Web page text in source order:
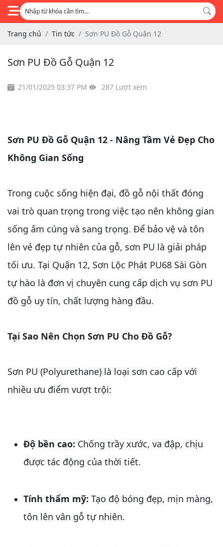
Trang chủ Tin tức Sơn PU Đồ Gỗ Quận 12
Sơn PU Đồ Gỗ Quận 12
21/01/2025 03:37 PM 287 Lượt xem
Sơn PU Đồ Gỗ Quận 12 - Nâng Tầm Vẻ Đẹp Cho
Không Gian Sống
Trong cuộc sống hiện đại, đồ gỗ nội thất đóng
vai trò quan trọng trong việc tạo nên không gian
sống ấm cúng và sang trọng. Để bảo vệ và tôn
lên vẻ đẹp tự nhiên của gỗ, sơn PU là giải pháp
tối ưu. Tại Quận 12, Sơn Lộc Phát PU68 Sài Gòn
tự hào là đơn vị chuyên cung cấp dịch vụ sơn PU
đồ gỗ uy tín, chất lượng hàng đầu.
Tại Sao Nên Chọn Sơn PU Cho Đồ Gỗ?
Sơn PU (Polyurethane) là loại sơn cao cấp với
nhiều ưu điểm vượt trội:
Độ bền cao: Chống trầy xước, va đập, chịu
được tác động của thời tiết.
Tính thẩm mỹ: Tạo độ bóng đẹp, mịn màng,
tôn lên vân gỗ tự nhiên.